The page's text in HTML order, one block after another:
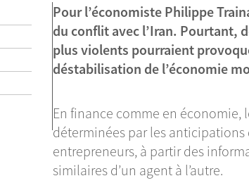
Pour l’économiste Philippe
du conflit avec l’Iran. Pourtant,
plus violents pourraient
déstabilisation de l’économie
En finance comme en économie,
déterminées par les
entrepreneurs, à partir des
similaires d’un agent à l’autre.